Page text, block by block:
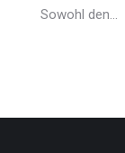
Sowohl den…